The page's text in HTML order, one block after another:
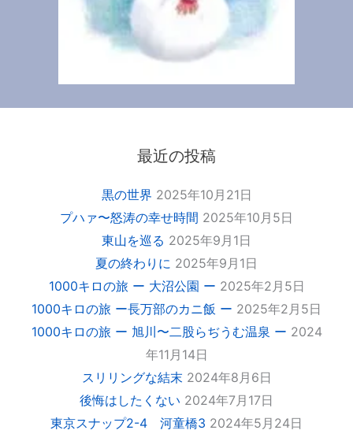
最近の投稿
黒の世界 2025年10月21日
プハァ〜怒涛の幸せ時間 2025年10月5日
東山を巡る 2025年9月1日
夏の終わりに 2025年9月1日
1000キロの旅 ー 大沼公園 ー 2025年2月5日
1000キロの旅 ー長万部のカニ飯 ー 2025年2月5日
1000キロの旅 ー 旭川〜二股らぢうむ温泉 ー 2024
年11月14日
スリリングな結末 2024年8月6日
後悔はしたくない 2024年7月17日
東京スナップ2-4 河童橋3 2024年5月24日